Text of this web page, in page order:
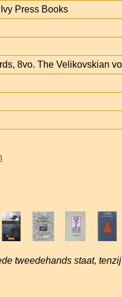
Press Books
8vo. The Velikovskian
tweedehands staat,